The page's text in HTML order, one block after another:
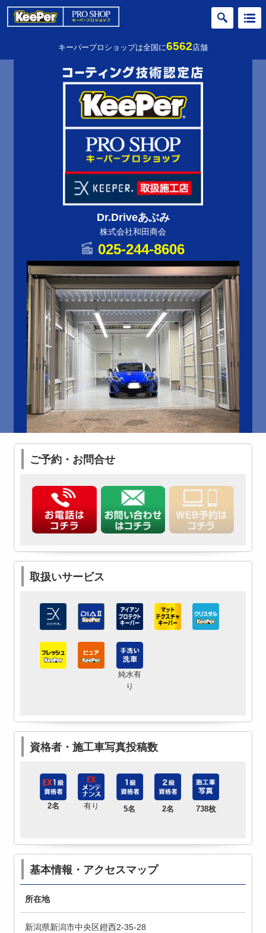
キーパープロショップは全国に6562店舗
Dr.Driveあぶみ
株式会社和田商会
025-244-8606
ご予約・お問合せ
取扱いサービス
純水有
り
資格者・施工車写真投稿数
2名 有り 5名 2名 738枚
基本情報・アクセスマップ
所在地
新潟県新潟市中央区鐙西2-35-28